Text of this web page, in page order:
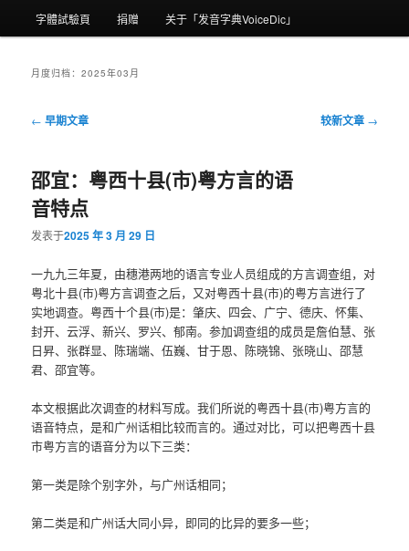
字體試驗頁 捐赠 关于「发音字典VoiceDic」
月度归档：2025年03月
文
航
← 早期文章 较新文章 →
邵宜：粤西十县(市)粤方言的语
音特点
发表于2025 年 3 月 29 日
一九九三年夏，由穗港两地的语言专业人员组成的方言调查组，对
粤北十县(市)粤方言调查之后，又对粤西十县(市)的粤方言进行了
实地调查。粤西十个县(市)是：肇庆、四会、广宁、德庆、怀集、
封开、云浮、新兴、罗兴、郁南。参加调查组的成员是詹伯慧、张
日昇、张群显、陈瑞端、伍巍、甘于恩、陈晓锦、张晓山、邵慧
君、邵宜等。
本文根据此次调查的材料写成。我们所说的粤西十县(市)粤方言的
语音特点，是和广州话相比较而言的。通过对比，可以把粤西十县
市粤方言的语音分为以下三类：
第一类是除个别字外，与广州话相同；
第二类是和广州话大同小异，即同的比异的要多一些；